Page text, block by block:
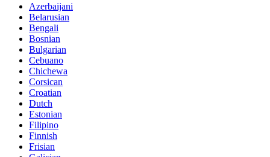
Azerbaijani
Belarusian
Bengali
Bosnian
Bulgarian
Cebuano
Chichewa
Corsican
Croatian
Dutch
Estonian
Filipino
Finnish
Frisian